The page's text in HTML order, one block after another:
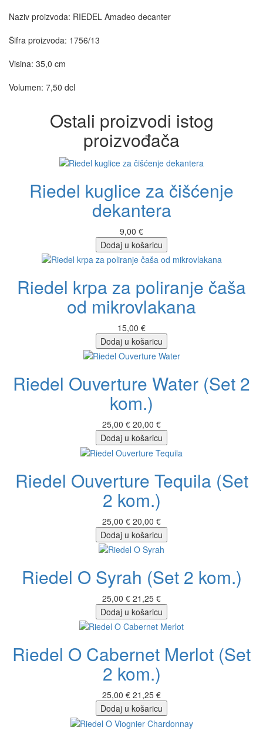
Naziv proizvoda: RIEDEL Amadeo decanter
Šifra proizvoda: 1756/13
Visina: 35,0 cm
Volumen: 7,50 dcl
Ostali proizvodi istog
proizvođača
Riedel kuglice za čišćenje
dekantera
9,00 €
Dodaj u košaricu
Riedel krpa za poliranje čaša
od mikrovlakana
15,00 €
Dodaj u košaricu
Riedel Ouverture Water (Set 2
kom.)
25,00 € 20,00 €
Dodaj u košaricu
Riedel Ouverture Tequila (Set
2 kom.)
25,00 € 20,00 €
Dodaj u košaricu
Riedel O Syrah (Set 2 kom.)
25,00 € 21,25 €
Dodaj u košaricu
Riedel O Cabernet Merlot (Set
2 kom.)
25,00 € 21,25 €
Dodaj u košaricu